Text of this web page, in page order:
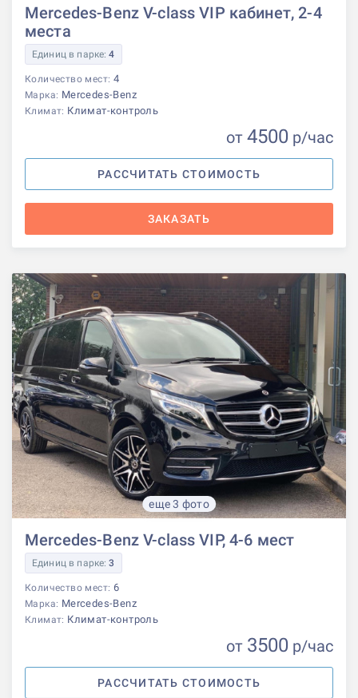
Mercedes-Benz V-class VIP кабинет, 2-4
места
Единиц в парке:4
Количество мест: 4
Марка: Mercedes-Benz
Климат: Климат-контроль
от 4500 р/час
РАССЧИТАТЬ СТОИМОСТЬ
ЗАКАЗАТЬ
еще 3 фото
Mercedes-Benz V-class VIP, 4-6 мест
Единиц в парке:3
Количество мест: 6
Марка: Mercedes-Benz
Климат: Климат-контроль
от 3500 р/час
РАССЧИТАТЬ СТОИМОСТЬ